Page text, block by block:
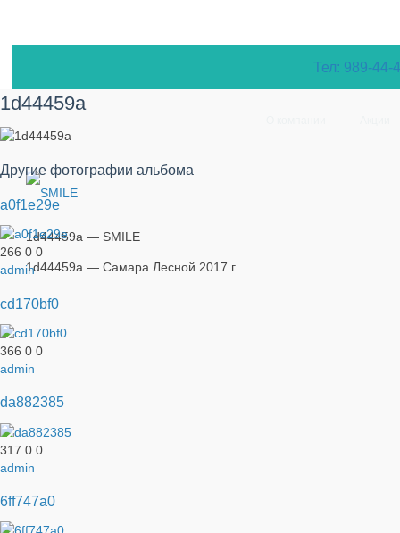
Тел: 989-44-
1d44459a — SMILE
1d44459a — Самара Лесной 2017 г.
1d44459a
Другие фотографии альбома
a0f1e29e
266 0 0
admin
cd170bf0
366 0 0
admin
da882385
317 0 0
admin
6ff747a0